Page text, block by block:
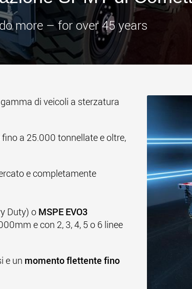
more – for over 45 years
di veicoli a sterzatura
a 25.000 tonnellate e oltre,
e completamente
Duty) o MSPE EVO3
e con 2, 3, 4, 5 o 6 linee
e un momento flettente fino